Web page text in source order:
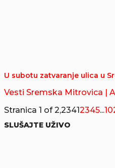
U subotu zatvaranje ulica u
Vesti Sremska Mitrovica
|
Stranica 1 of 2,23412345...10
SLUŠAJTE UŽIVO